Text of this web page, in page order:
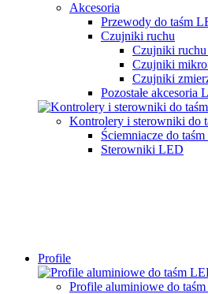
Akcesoria
Przewody do taśm
Czujniki ruchu
Czujniki ruchu
Czujniki
Czujniki
Pozostałe akcesoria
Kontrolery i sterowniki do
Ściemniacze do
Sterowniki LED
Profile
Profile aluminiowe do